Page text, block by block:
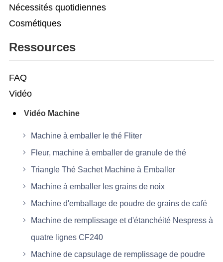
Nécessités quotidiennes
Cosmétiques
Ressources
FAQ
Vidéo
Vidéo Machine
Machine à emballer le thé Fliter
Fleur, machine à emballer de granule de thé
Triangle Thé Sachet Machine à Emballer
Machine à emballer les grains de noix
Machine d'emballage de poudre de grains de café
Machine de remplissage et d'étanchéité Nespress à
quatre lignes CF240
Machine de capsulage de remplissage de poudre